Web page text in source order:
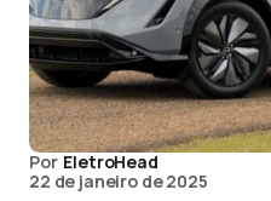
Por EletroHead
22 de janeiro de 2025